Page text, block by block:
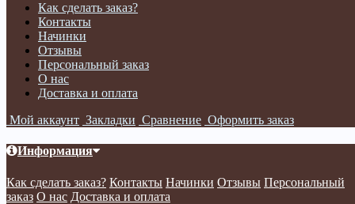
Как сделать заказ?
Контакты
Начинки
Отзывы
Персональный заказ
О нас
Доставка и оплата
Мой аккаунт Закладки Сравнение Оформить заказ
Информация
Как сделать заказ? Контакты Начинки Отзывы Персональный
заказ О нас Доставка и оплата